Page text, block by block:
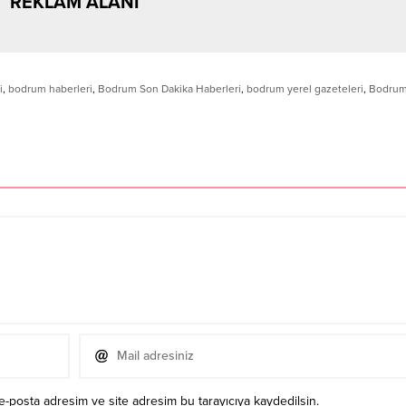
, bodrum haberleri, Bodrum Son Dakika Haberleri, bodrum yerel gazeteleri,
posta adresim ve site adresim bu tarayıcıya kaydedilsin.